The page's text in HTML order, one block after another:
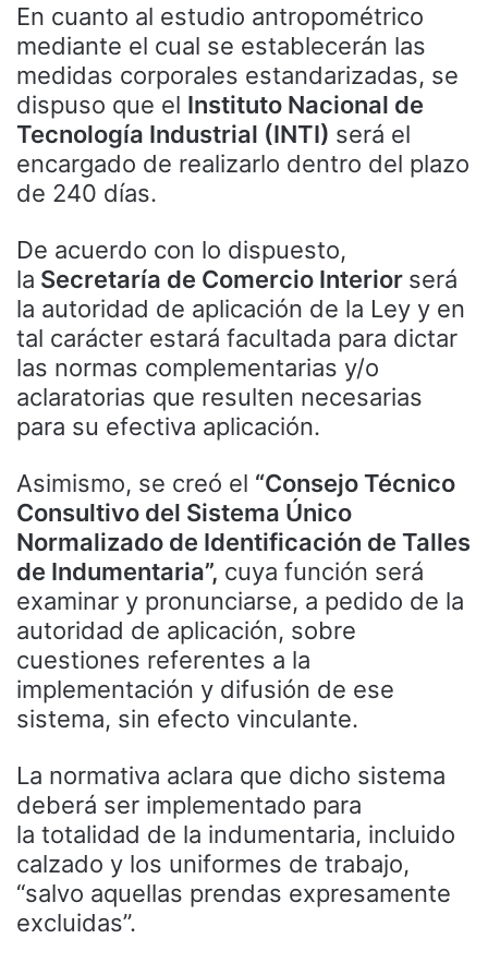
En cuanto al estudio antropométrico
mediante el cual se establecerán las
medidas corporales estandarizadas, se
dispuso que el Instituto Nacional de
Tecnología Industrial (INTI) será el
encargado de realizarlo dentro del plazo
de 240 días.
De acuerdo con lo dispuesto,
la Secretaría de Comercio Interior será
la autoridad de aplicación de la Ley y en
tal carácter estará facultada para dictar
las normas complementarias y/o
aclaratorias que resulten necesarias
para su efectiva aplicación.
Asimismo, se creó el “Consejo Técnico
Consultivo del Sistema Único
Normalizado de Identificación de Talles
de Indumentaria”, cuya función será
examinar y pronunciarse, a pedido de la
autoridad de aplicación, sobre
cuestiones referentes a la
implementación y difusión de ese
sistema, sin efecto vinculante.
La normativa aclara que dicho sistema
deberá ser implementado para
la totalidad de la indumentaria, incluido
calzado y los uniformes de trabajo,
“salvo aquellas prendas expresamente
excluidas”.